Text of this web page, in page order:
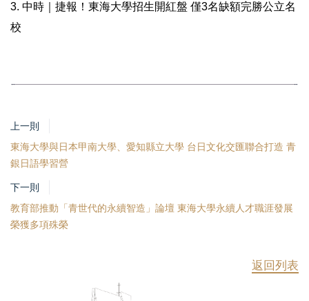
3. 中時｜ 捷報！東海大學招生開紅盤 僅3名缺額完勝公立名
校
上一則
東海大學與日本甲南大學、愛知縣立大學 台日文化交匯聯合打造 青
銀日語學習營
下一則
教育部推動「青世代的永續智造」論壇 東海大學永續人才職涯發展
榮獲多項殊榮
返回列表